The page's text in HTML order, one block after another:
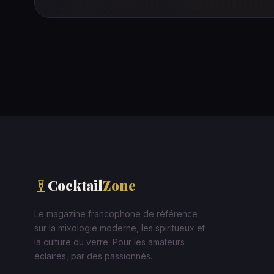
CocktailZone
Le magazine francophone de référence
sur la mixologie moderne, les spiritueux et
la culture du verre. Pour les amateurs
éclairés, par des passionnés.